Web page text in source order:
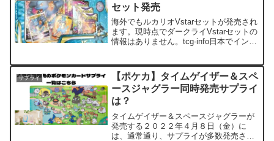
セット発売
海外でもルカリオVstarセットが発売され
ます。現時点でダークライVstarセットの
情報はありません。tcg-info日本でインテ
ンのみデッキ発売され、ゲンガーVmax...
サプライ
【ポケカ】タイムゲイザー＆スペ
ースジャグラー同時発売サプライ
は？
タイムゲイザー＆スペースジャグラーが
発売する２０２２年４月８日（金）に
は、通常通り、サプライが多数発売され